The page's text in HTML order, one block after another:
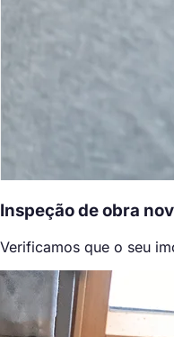
Inspeção de obra
Verificamos que o seu